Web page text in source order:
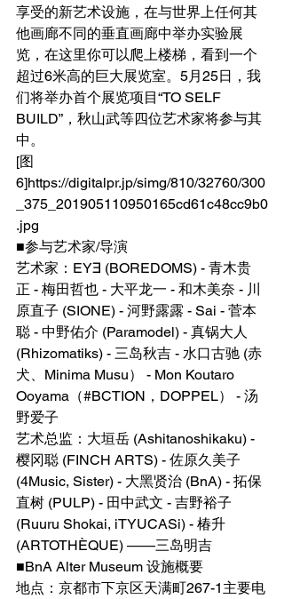
享受的新艺术设施，在与世界上任何其
他画廊不同的垂直画廊中举办实验展
览，在这里你可以爬上楼梯，看到一个
超过6米高的巨大展览室。5月25日，我
们将举办首个展览项目“TO SELF
BUILD”，秋山武等四位艺术家将参与其
中。
[图
6]https://digitalpr.jp/simg/810/32760/300
_375_201905110950165cd61c48cc9b0
.jpg
■​参与艺术家/导演
艺术家：EY∃ (BOREDOMS) - 青木贵
正 - 梅田哲也 - 大平龙一 - 和木美奈 - 川
原直子 (SIONE) - 河野露露 - Sai - 菅本
聪 - 中野佑介 (Paramodel) - 真锅大人
(Rhizomatiks) - 三岛秋吉 - 水口古驰 (赤
犬、Minima Musu） - Mon Koutaro
Ooyama（#BCTION，DOPPEL） - 汤
野爱子
艺术总监：大垣岳 (Ashitanoshikaku) -
樱冈聪 (FINCH ARTS) - 佐原久美子
(4Music, Sister) - 大黑贤治 (BnA) - 拓保
直树 (PULP) - 田中武文 - 吉野裕子
(Ruuru Shokai, iTYUCASi) - 椿升
(ARTOTHÈQUE) ——三岛明吉
■​BnA Alter Museum 设施概要
地点：京都市下京区天满町267-1主要电